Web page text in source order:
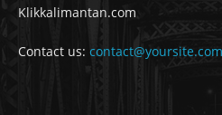
Klikkalimantan.com
Contact us: contact@yoursite.com